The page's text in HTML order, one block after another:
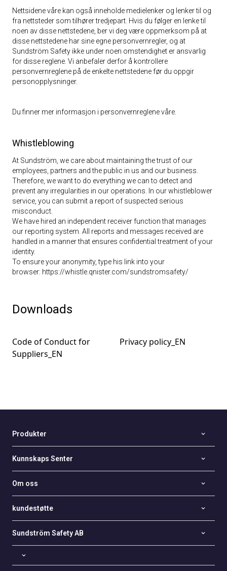
Nettsidene våre kan også inneholde medielenker og lenker til og
fra nettsteder som tilhører tredjepart. Hvis du følger en lenke til
noen av disse nettstedene, ber vi deg være oppmerksom på at
disse nettstedene har sine egne personvernregler, og at
Sundström Safety ikke under noen omstendighet er ansvarlig
for disse reglene. Vi anbefaler derfor å kontrollere
personvernreglene på de enkelte nettstedene før du oppgir
personopplysninger.
Du finner mer informasjon i personvernreglene våre.
Whistleblowing
At Sundström, we care about maintaining the trust of our
employees, partners and the public in us and our business.
Therefore, we want to do everything we can to detect and
prevent any irregularities in our operations. In our whistleblower
service, you can submit a report of suspected serious
misconduct.
We have hired an independent receiver function that manages
our reporting system. All reports and messages received are
handled in a manner that ensures confidential treatment of your
identity.
To ensure your anonymity, type his link into your
browser: https://whistle.qnister.com/sundstromsafety/
Downloads
Code of Conduct for
Suppliers_EN
Privacy policy_EN
Produkter
Kunnskaps Senter
Om oss
kundestøtte
Sundström Safety AB